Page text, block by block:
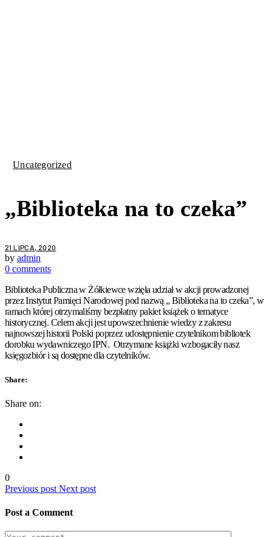
Uncategorized
„Biblioteka na to czeka”
21 LIPCA, 2020
by admin
0 comments
Biblioteka Publiczna w Żółkiewce wzięła udział w akcji prowadzonej
przez Instytut Pamięci Narodowej pod nazwą „ Biblioteka na to czeka”, w
ramach której otrzymaliśmy bezpłatny pakiet książek o tematyce
historycznej. Celem akcji jest upowszechnienie wiedzy z zakresu
najnowszej historii Polski poprzez udostępnienie czytelnikom bibliotek
dorobku wydawniczego IPN. Otrzymane książki wzbogaciły nasz
księgozbiór i są dostępne dla czytelników.
Share:
Share on:
0
Previous post Next post
Post a Comment